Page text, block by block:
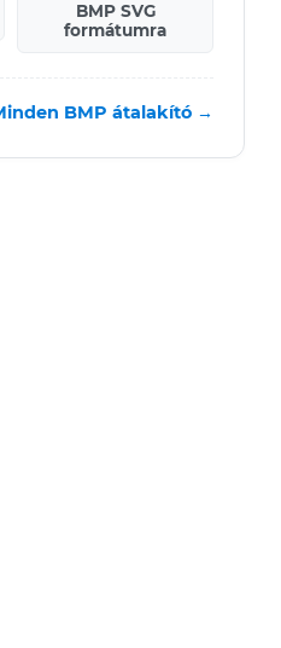
BMP SVG
formátumra
BMP átalakító →